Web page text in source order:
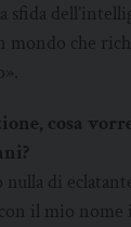
sfida
mondo che
cosa
di
il mio nome